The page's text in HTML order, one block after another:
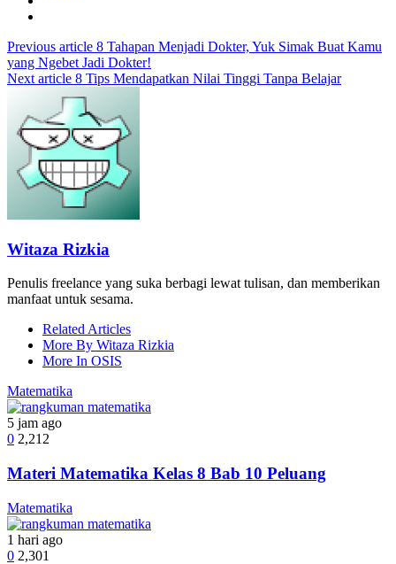
Previous article 8 Tahapan Menjadi Dokter, Yuk Simak Buat Kamu
yang Ngebet Jadi Dokter!
Next article 8 Tips Mendapatkan Nilai Tinggi Tanpa Belajar
Witaza Rizkia
Penulis freelance yang suka berbagi lewat tulisan, dan memberikan
manfaat untuk sesama.
Related Articles
More By Witaza Rizkia
More In OSIS
Matematika
5 jam ago
0 2,212
Materi Matematika Kelas 8 Bab 10 Peluang
Matematika
1 hari ago
0 2,301